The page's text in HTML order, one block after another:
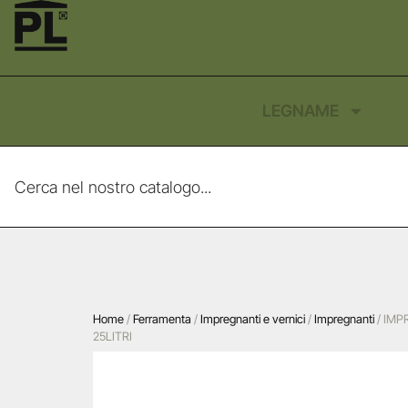
LEGNAME
Home /Ferramenta /Impregnanti e vernici /Impregnanti /
25LITRI